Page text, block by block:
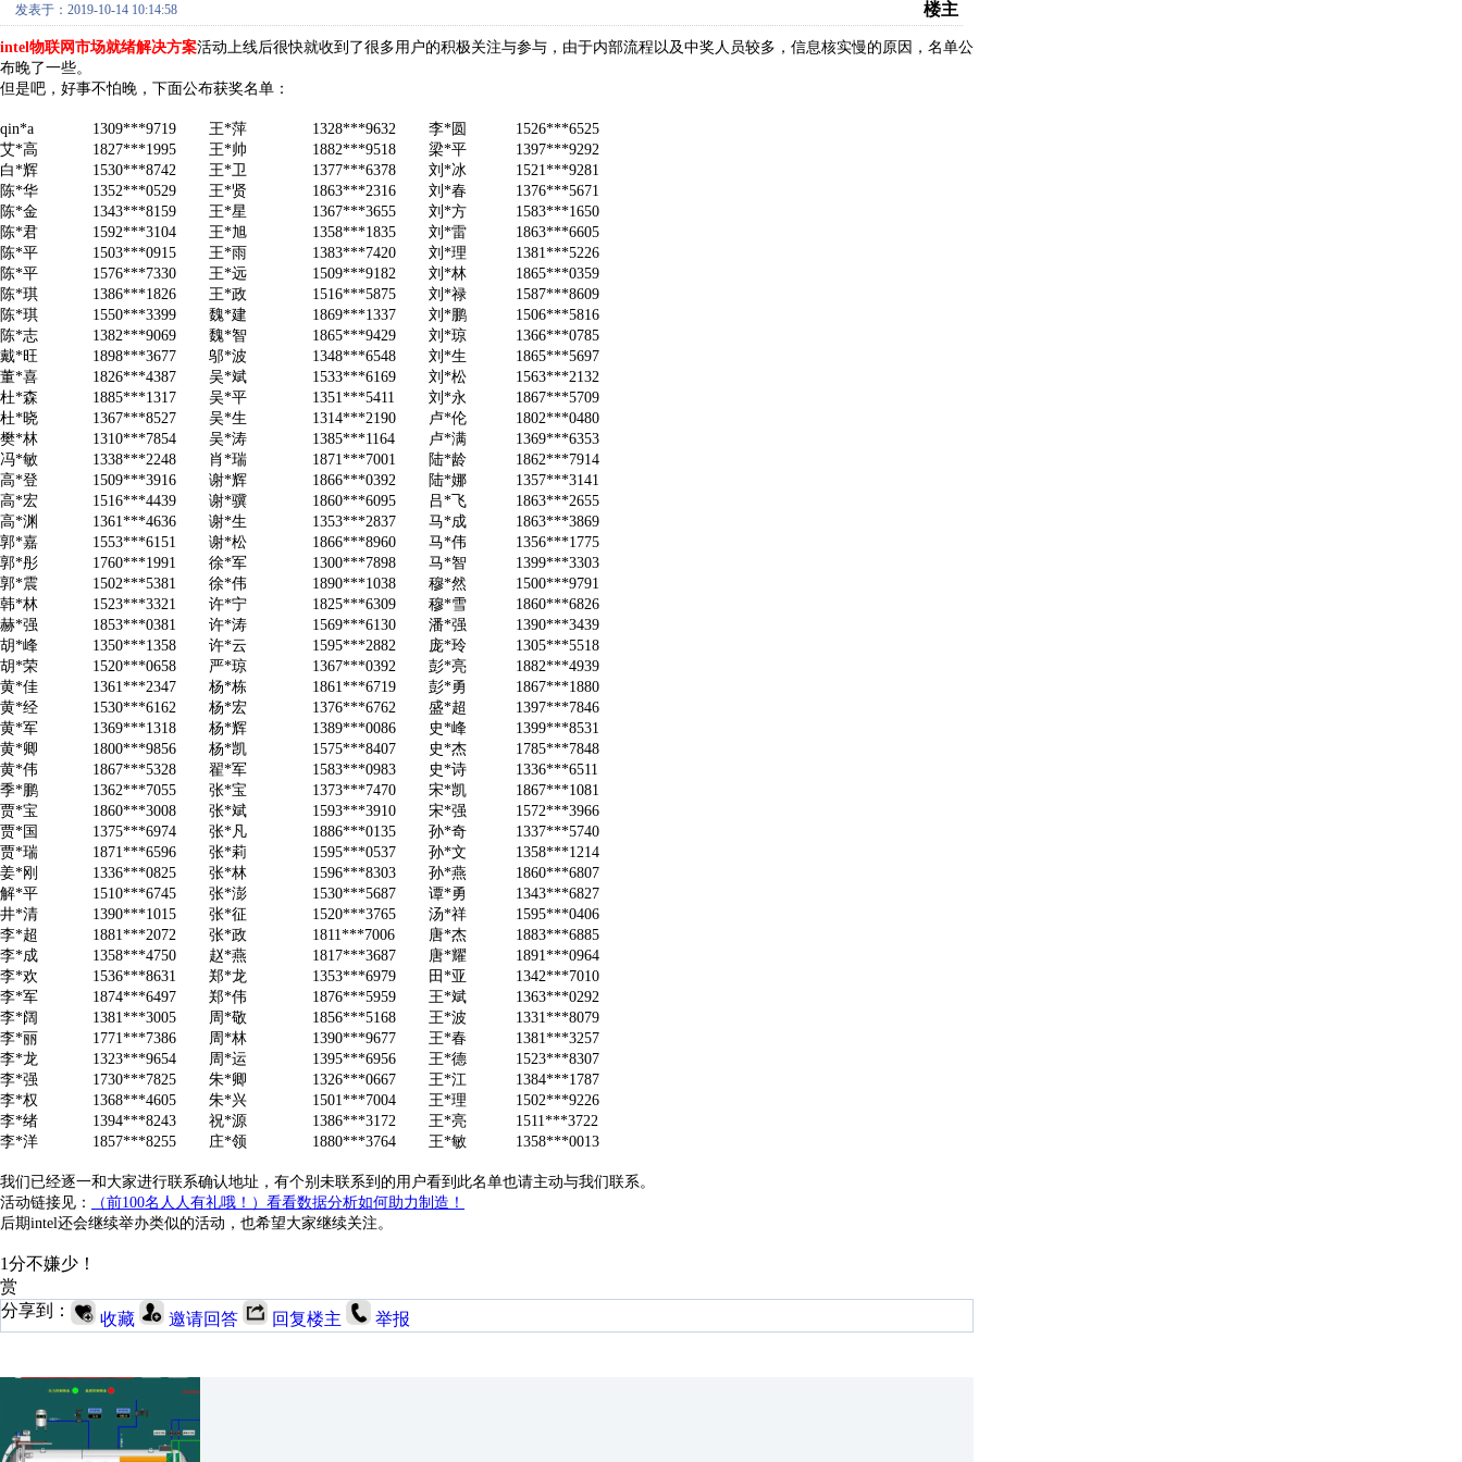
发表于：2019-10-14 10:14:58 楼主
intel物联网市场就绪解决方案活动上线后很快就收到了很多用户的积极关注与参与，由于内部流程以及中奖人员较多，信息核实慢的原因，名单公
布晚了一些。
但是吧，好事不怕晚，下面公布获奖名单：
qin*a 1309***9719 王*萍 1328***9632 李*圆
1526***6525
艾*高
1827***1995 王*帅 1882***9518 梁*平
1397***9292
白*辉
1530***8742 王*卫 1377***6378 刘*冰
1521***9281
陈*华
1352***0529 王*贤 1863***2316 刘*春
1376***5671
陈*金
1343***8159 王*星 1367***3655 刘*方
1583***1650
陈*君
1592***3104 王*旭 1358***1835 刘*雷
1863***6605
陈*平
1503***0915 王*雨 1383***7420 刘*理
1381***5226
陈*平
1576***7330 王*远 1509***9182 刘*林
1865***0359
陈*琪
1386***1826 王*政 1516***5875 刘*禄
1587***8609
陈*琪
1550***3399 魏*建 1869***1337 刘*鹏
1506***5816
陈*志
1382***9069 魏*智 1865***9429 刘*琼
1366***0785
戴*旺
1898***3677 邬*波 1348***6548 刘*生
1865***5697
董*喜
1826***4387 吴*斌 1533***6169 刘*松
1563***2132
杜*森
1885***1317 吴*平 1351***5411 刘*永
1867***5709
杜*晓
1367***8527 吴*生 1314***2190 卢*伦
1802***0480
樊*林
1310***7854 吴*涛 1385***1164 卢*满
1369***6353
冯*敏
1338***2248 肖*瑞 1871***7001 陆*龄
1862***7914
高*登
1509***3916 谢*辉 1866***0392 陆*娜
1357***3141
高*宏
1516***4439 谢*骥 1860***6095 吕*飞
1863***2655
高*渊
1361***4636 谢*生 1353***2837 马*成
1863***3869
郭*嘉
1553***6151 谢*松 1866***8960 马*伟
1356***1775
郭*彤
1760***1991 徐*军 1300***7898 马*智
1399***3303
郭*震
1502***5381 徐*伟 1890***1038 穆*然
1500***9791
韩*林
1523***3321 许*宁 1825***6309 穆*雪
1860***6826
赫*强
1853***0381 许*涛 1569***6130 潘*强
1390***3439
胡*峰
1350***1358 许*云 1595***2882 庞*玲
1305***5518
胡*荣
1520***0658 严*琼 1367***0392 彭*亮
1882***4939
黄*佳
1361***2347 杨*栋 1861***6719 彭*勇
1867***1880
黄*经
1530***6162 杨*宏 1376***6762 盛*超
1397***7846
黄*军
1369***1318 杨*辉 1389***0086 史*峰
1399***8531
黄*卿
1800***9856 杨*凯 1575***8407 史*杰
1785***7848
黄*伟
1867***5328 翟*军 1583***0983 史*诗
1336***6511
季*鹏
1362***7055 张*宝 1373***7470 宋*凯
1867***1081
贾*宝
1860***3008 张*斌 1593***3910 宋*强
1572***3966
贾*国
1375***6974 张*凡 1886***0135 孙*奇
1337***5740
贾*瑞
1871***6596 张*莉 1595***0537 孙*文
1358***1214
姜*刚
1336***0825 张*林 1596***8303 孙*燕
1860***6807
解*平
1510***6745 张*澎 1530***5687 谭*勇
1343***6827
井*清
1390***1015 张*征 1520***3765 汤*祥
1595***0406
李*超
1881***2072 张*政 1811***7006 唐*杰
1883***6885
李*成
1358***4750 赵*燕 1817***3687 唐*耀
1891***0964
李*欢
1536***8631 郑*龙 1353***6979 田*亚
1342***7010
李*军
1874***6497 郑*伟 1876***5959 王*斌
1363***0292
李*阔
1381***3005 周*敬 1856***5168 王*波
1331***8079
李*丽
1771***7386 周*林 1390***9677 王*春
1381***3257
李*龙
1323***9654 周*运 1395***6956 王*德
1523***8307
李*强
1730***7825 朱*卿 1326***0667 王*江
1384***1787
李*权
1368***4605 朱*兴 1501***7004 王*理
1502***9226
李*绪
1394***8243 祝*源 1386***3172 王*亮
1511***3722
李*洋
1857***8255 庄*领 1880***3764 王*敏 1358***0013
我们已经逐一和大家进行联系确认地址，有个别未联系到的用户看到此名单也请主动与我们联系。
活动链接见：
（前100名人人有礼哦！）看看数据分析如何助力制造！
后期intel还会继续举办类似的活动，也希望大家继续关注。
1分不嫌少！
赏
分享到：
收藏 邀请回答 回复楼主 举报